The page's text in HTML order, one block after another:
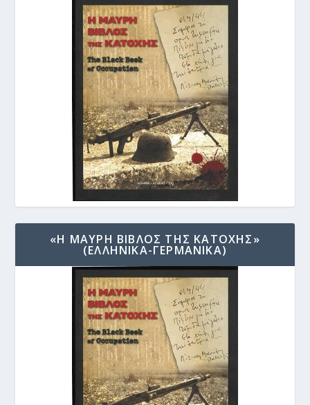
«Η ΜΑΥΡΗ ΒΙΒΛΟΣ ΤΗΣ ΚΑΤΟΧΗΣ»
(ΕΛΛΗΝΙΚΑ-ΓΕΡΜΑΝΙΚΑ)